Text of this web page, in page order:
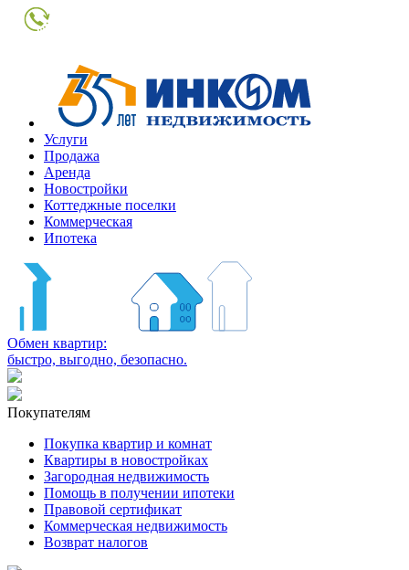
Услуги
Продажа
Аренда
Новостройки
Коттеджные поселки
Коммерческая
Ипотека
Обмен квартир:
быстро, выгодно, безопасно.
Покупателям
Покупка квартир и комнат
Квартиры в новостройках
Загородная недвижимость
Помощь в получении ипотеки
Правовой сертификат
Коммерческая недвижимость
Возврат налогов